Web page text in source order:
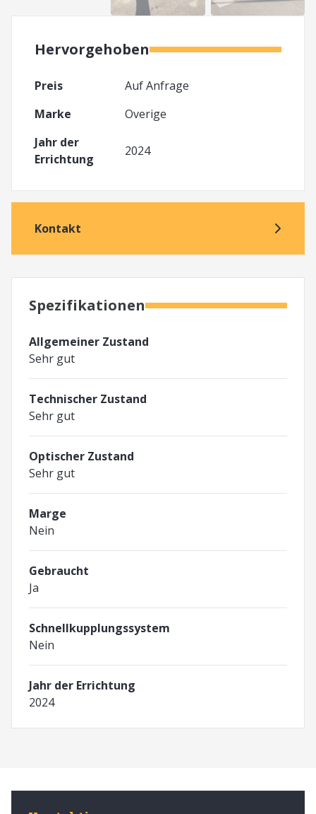
Hervorgehoben
Preis
Auf Anfrage
Marke
Overige
Jahr der
Errichtung
2024
Kontakt
Spezifikationen
Allgemeiner Zustand
Sehr gut
Technischer Zustand
Sehr gut
Optischer Zustand
Sehr gut
Marge
Nein
Gebraucht
Ja
Schnellkupplungssystem
Nein
Jahr der Errichtung
2024